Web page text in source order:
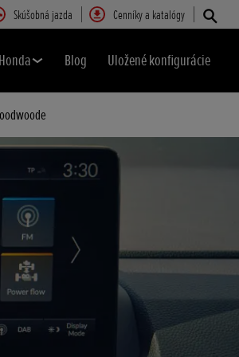
Skúšobná jazda Cenníky a katalógy
Blog Uložené konfigurácie